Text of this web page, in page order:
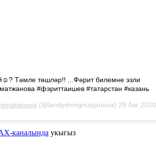
Тәмле төшләр!! ...Фәрит билемне эзли
#фэриттаишев #татарстан #казань
(@landyshnigmatjanova) 29 Авг 2020 в 2:57 PDT
каналында укыгыз